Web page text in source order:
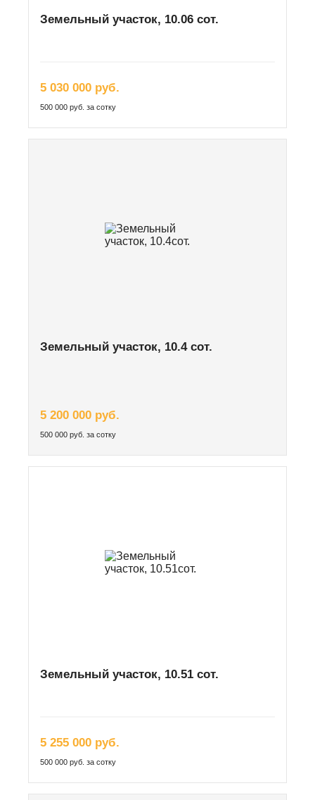
Земельный участок, 10.06 сот.
5 030 000 руб.
500 000 руб. за сотку
Земельный участок, 10.4 сот.
5 200 000 руб.
500 000 руб. за сотку
Земельный участок, 10.51 сот.
5 255 000 руб.
500 000 руб. за сотку